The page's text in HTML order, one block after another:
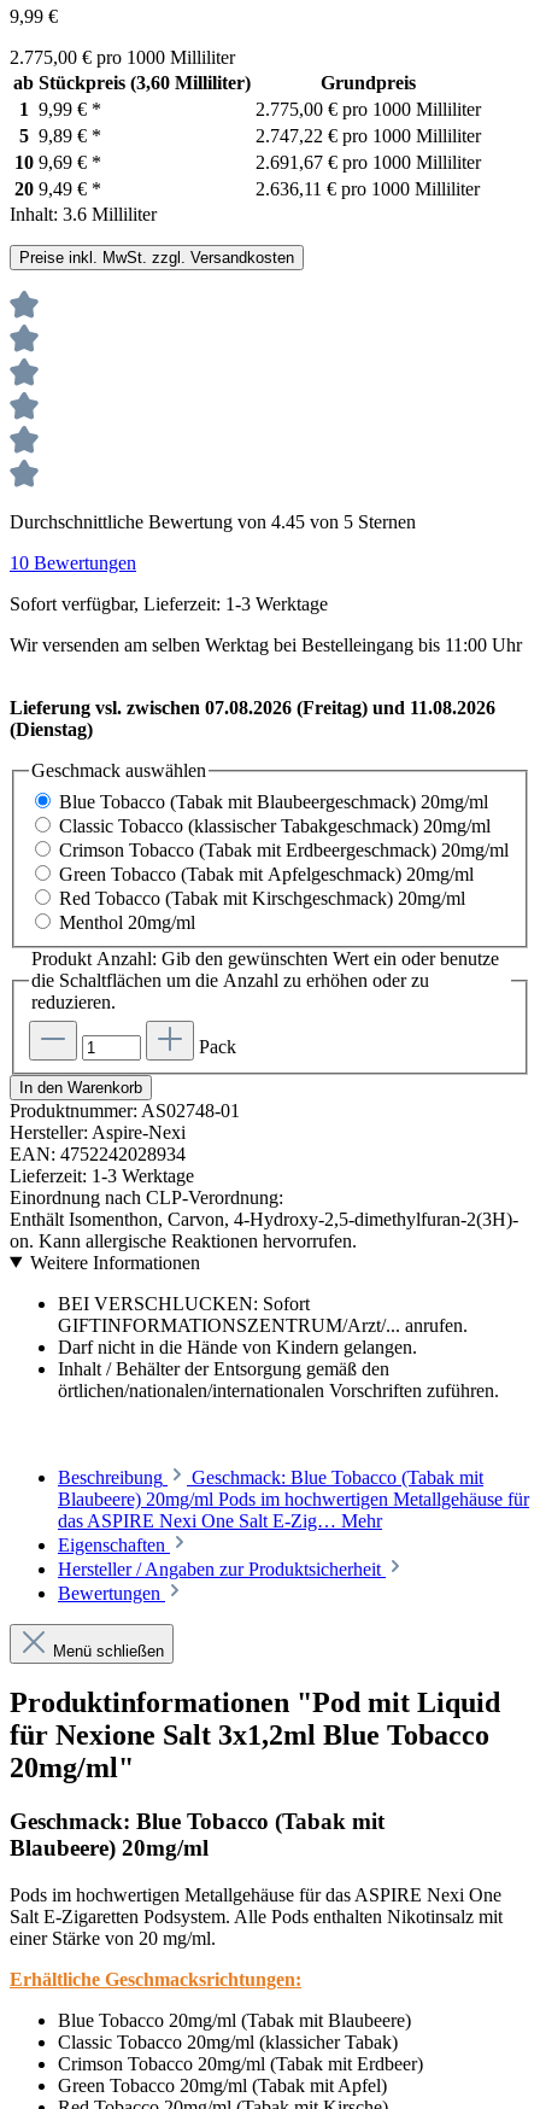
9,99 €
2.775,00 € pro 1000 Milliliter
ab Stückpreis (3,60 Milliliter)
Grundpreis
1 9,99 € *
2.775,00 € pro 1000 Milliliter
5 9,89 € *
2.747,22 € pro 1000 Milliliter
10 9,69 € *
2.691,67 € pro 1000 Milliliter
20 9,49 € *
2.636,11 € pro 1000 Milliliter
Inhalt: 3.6 Milliliter
Preise inkl. MwSt. zzgl. Versandkosten
Durchschnittliche Bewertung von 4.45 von 5 Sternen
10 Bewertungen
Sofort verfügbar, Lieferzeit: 1-3 Werktage
Wir versenden am selben Werktag bei Bestelleingang bis 11:00 Uhr
Lieferung vsl. zwischen 07.08.2026 (Freitag) und 11.08.2026
(Dienstag)
Geschmack auswählen
Blue Tobacco (Tabak mit Blaubeergeschmack) 20mg/ml
Classic Tobacco (klassischer Tabakgeschmack) 20mg/ml
Crimson Tobacco (Tabak mit Erdbeergeschmack) 20mg/ml
Green Tobacco (Tabak mit Apfelgeschmack) 20mg/ml
Red Tobacco (Tabak mit Kirschgeschmack) 20mg/ml
Menthol 20mg/ml
Produkt Anzahl: Gib den gewünschten Wert ein oder benutze
die Schaltflächen um die Anzahl zu erhöhen oder zu
reduzieren.
Pack
In den Warenkorb
Produktnummer: AS02748-01
Hersteller: Aspire-Nexi
EAN: 4752242028934
Lieferzeit: 1-3 Werktage
Einordnung nach CLP-Verordnung:
Enthält Isomenthon, Carvon, 4-Hydroxy-2,5-dimethylfuran-2(3H)-
on. Kann allergische Reaktionen hervorrufen.
Weitere Informationen
BEI VERSCHLUCKEN: Sofort
GIFTINFORMATIONSZENTRUM/Arzt/... anrufen.
Darf nicht in die Hände von Kindern gelangen.
Inhalt / Behälter der Entsorgung gemäß den
örtlichen/nationalen/internationalen Vorschriften zuführen.
Beschreibung
Geschmack: Blue Tobacco (Tabak mit
Blaubeere) 20mg/ml Pods im hochwertigen Metallgehäuse für
das ASPIRE Nexi One Salt E-Zig… Mehr
Eigenschaften
Hersteller / Angaben zur Produktsicherheit
Bewertungen
Menü schließen
Produktinformationen "Pod mit Liquid
für Nexione Salt 3x1,2ml Blue Tobacco
20mg/ml"
Geschmack: Blue Tobacco (Tabak mit
Blaubeere) 20mg/ml
Pods im hochwertigen Metallgehäuse für das ASPIRE Nexi One
Salt E-Zigaretten Podsystem. Alle Pods enthalten Nikotinsalz mit
einer Stärke von 20 mg/ml.
Erhältliche Geschmacksrichtungen:
Blue Tobacco 20mg/ml (Tabak mit Blaubeere)
Classic Tobacco 20mg/ml (klassicher Tabak)
Crimson Tobacco 20mg/ml (Tabak mit Erdbeer)
Green Tobacco 20mg/ml (Tabak mit Apfel)